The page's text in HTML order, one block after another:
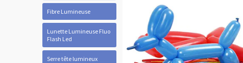
Fibre Lumineuse
Lunette Lumineuse Fluo
Flash Led
Serre tête lumineux